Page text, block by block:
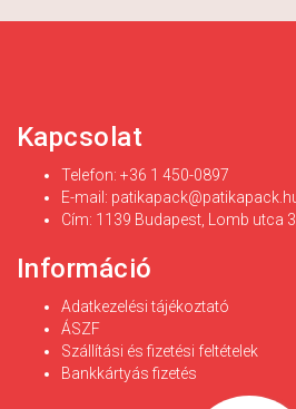
Kapcsolat
Telefon: +36 1 450-0897
E-mail:
Cím: 1139 Budapest, Lomb utca
Információ
Adatkezelési tájékoztató
ÁSZF
Szállítási és fizetési feltételek
Bankkártyás fizetés